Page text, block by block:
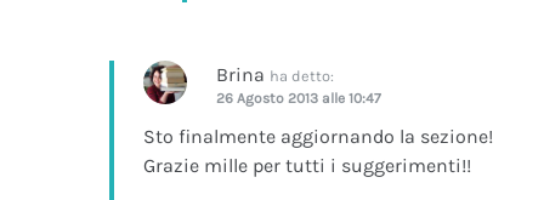
Brina ha detto:
26 Agosto 2013 alle 10:47
Sto finalmente aggiornando la sezione!
Grazie mille per tutti i suggerimenti!!